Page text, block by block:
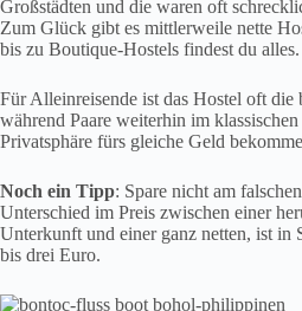
Großstädten und die waren oft
Zum Glück gibt es mittlerweile nette
bis zu Boutique-Hostels findest du alles.
Für Alleinreisende ist das Hostel oft die
während Paare weiterhin im
Privatsphäre fürs gleiche Geld
Noch ein Tipp: Spare nicht am
Unterschied im Preis zwischen einer
Unterkunft und einer ganz netten, ist in
bis drei Euro.